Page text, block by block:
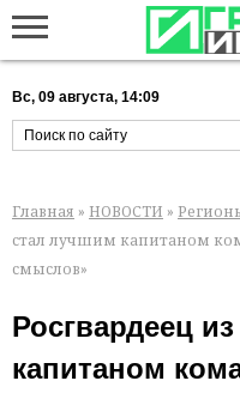
Вс, 09 августа, 14:09
Главная » НОВОСТИ »
стал лучшим капитаном
смыслов»
Росгвардеец
капитаном